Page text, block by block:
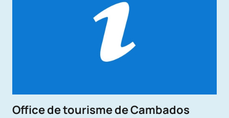
Office de tourisme de Cambados